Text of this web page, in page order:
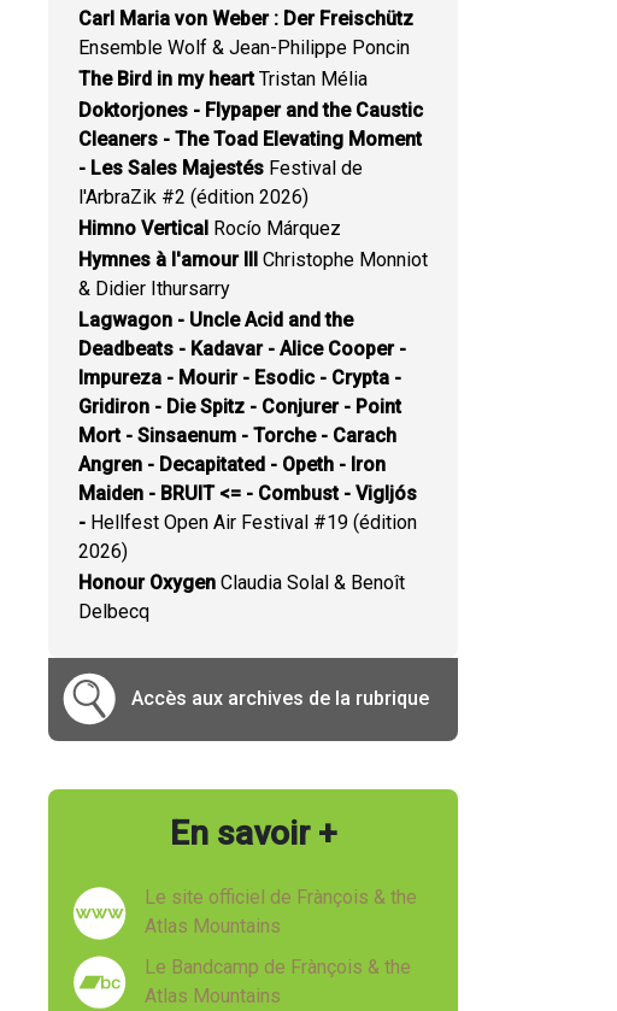
Carl Maria von Weber : Der Freischütz
Ensemble Wolf & Jean-Philippe Poncin
The Bird in my heartTristan Mélia
Doktorjones - Flypaper and the Caustic
Cleaners - The Toad Elevating Moment
- Les Sales Majestés Festival de
l'ArbraZik #2 (édition 2026)
Himno Vertical Rocío Márquez
Hymnes à l'amour III Christophe Monniot
& Didier Ithursarry
Lagwagon - Uncle Acid and the
Deadbeats - Kadavar - Alice Cooper -
Impureza - Mourir - Esodic - Crypta -
Gridiron - Die Spitz - Conjurer - Point
Mort - Sinsaenum - Torche - Carach
Angren - Decapitated - Opeth - Iron
Maiden - BRUIT <= - Combust - Vigljós
- Hellfest Open Air Festival #19 (édition
2026)
Honour Oxygen Claudia Solal & Benoît
Delbecq
Accès aux archives de la rubrique
En savoir +
Le site officiel de Frànçois & the
Atlas Mountains
Le Bandcamp de Frànçois & the
Atlas Mountains